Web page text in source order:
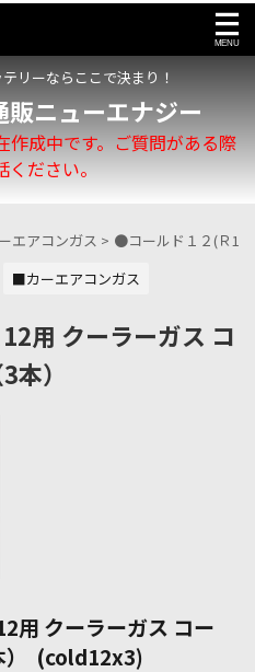
リーならここで決まり！
ニューエナジー
作成中です。ご質問がある際
ださい。
エアコンガス > ●コールド１２(Ｒ12
■カーエアコンガス
用 クーラーガス コ
）
用 クーラーガス コー
） (cold12x3)